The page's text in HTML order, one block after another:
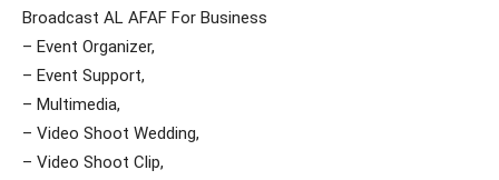
Broadcast AL AFAF For Business
– Event Organizer,
– Event Support,
– Multimedia,
– Video Shoot Wedding,
– Video Shoot Clip,